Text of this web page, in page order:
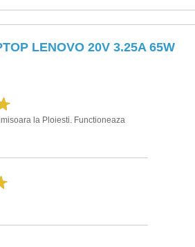
LENOVO 20V 3.25A 65W
la Ploiesti. Functioneaza